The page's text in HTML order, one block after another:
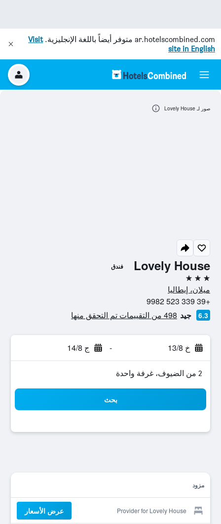
ar.hotelscombined.com متوفر أيضاً باللغة الإنجليزية.Visit
site in English
Lovely House فندق
3 نجوم
ميلان، إيطاليا
+39 339 523 9982
6.3 جيد 498 من التقييمات تم التحقق منها
خ 13/8 - ج 14/8
2 من الضيوف، غرفة واحدة
بحث
مزود
Provider for Lovely House عرض الأسعار
صور لـ Lovely House